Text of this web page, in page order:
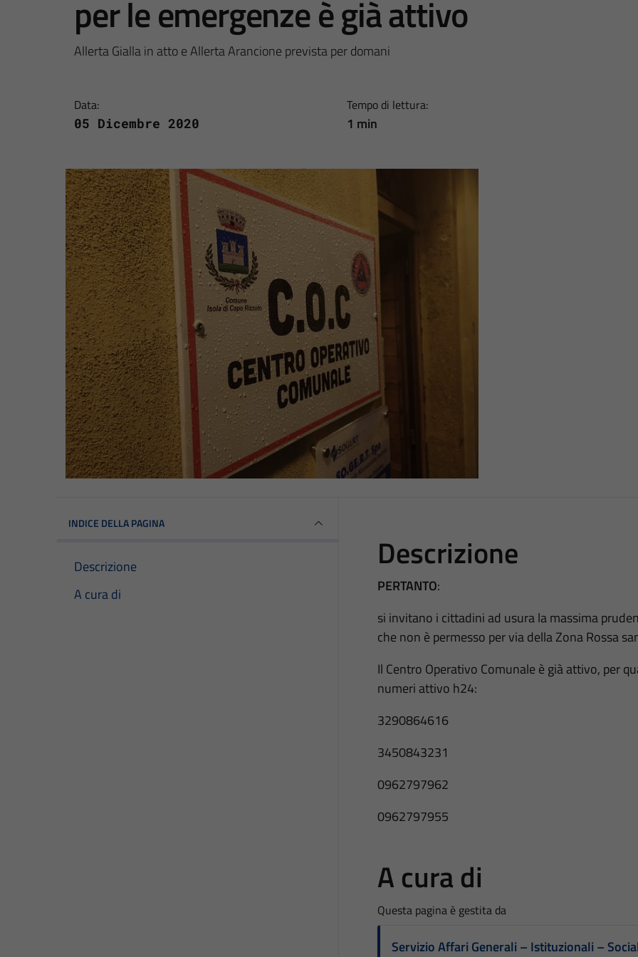
per le emergenze è già attivo
Allerta Gialla in atto e Allerta Arancione prevista per domani
Data:
05 Dicembre 2020
Tempo di lettura:
1 min
INDICE DELLA PAGINA
Descrizione
A cura di
Descrizione
PERTANTO:
si invitano i cittadini ad usura la massima
che non è permesso per via della Zona Rossa
Il Centro Operativo Comunale è già attivo, per
numeri attivo h24:
3290864616
3450843231
0962797962
0962797955
A cura di
Questa pagina è gestita da
Servizio Affari Generali – Istituzionali –